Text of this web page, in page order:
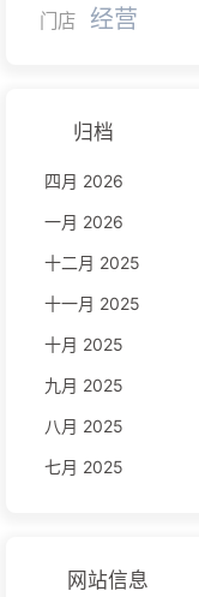
门店
经营
归档
四月 2026
一月 2026
十二月 2025
十一月 2025
十月 2025
九月 2025
八月 2025
七月 2025
网站信息